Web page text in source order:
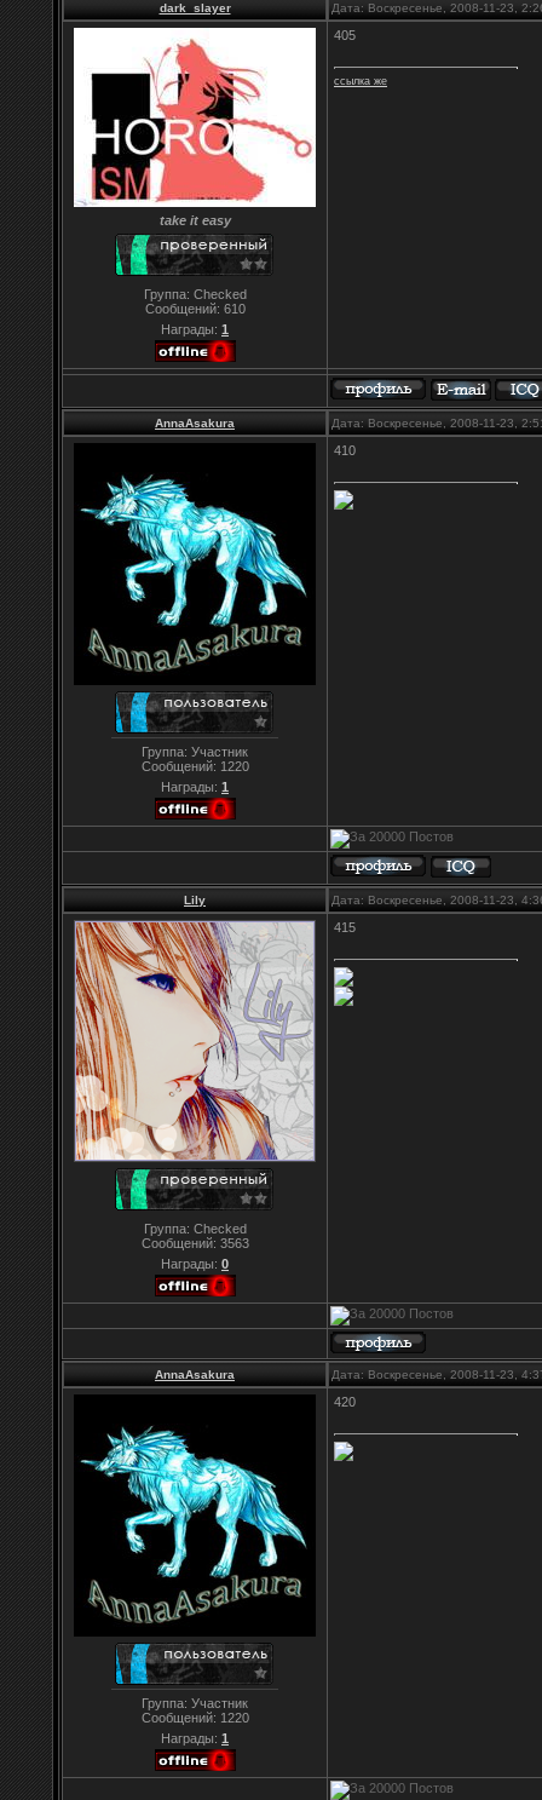
dark_slayer Дата: Воскресенье, 2008-11-23,
take it easy
Группа: Checked
Сообщений: 610
Награды: 1
405
ссылка же
AnnaAsakura Дата: Воскресенье, 2008-11-23,
Группа: Участник
Сообщений: 1220
Награды: 1
410
Lily Дата: Воскресенье, 2008-11-23,
Группа: Checked
Сообщений: 3563
Награды: 0
415
AnnaAsakura Дата: Воскресенье, 2008-11-23,
Группа: Участник
Сообщений: 1220
Награды: 1
420